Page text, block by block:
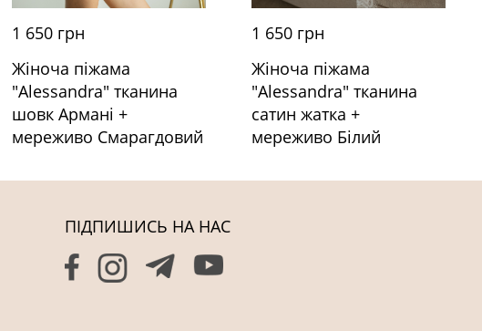
1 650 грн
Жіноча піжама
"Alessandra" тканина
шовк Армані +
мереживо Смарагдовий
1 650 грн
Жіноча піжама
"Alessandra" тканина
сатин жатка +
мереживо Білий
ПІДПИШИСЬ НА НАС